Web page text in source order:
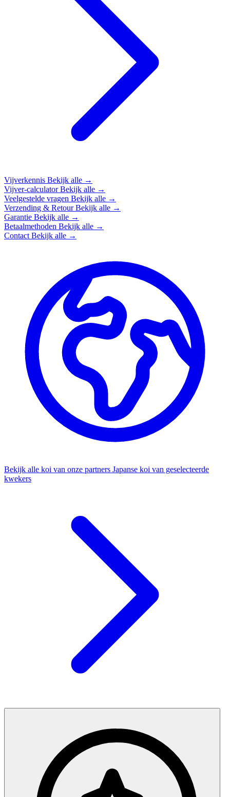
Vijverkennis Bekijk alle →
Vijver-calculatorBekijk alle →
Veelgestelde vragen Bekijk alle →
Verzending & RetourBekijk alle →
Garantie Bekijk alle →
Betaalmethoden Bekijk alle →
Contact Bekijk alle →
Bekijk alle koi van onze partners Japanse koi van geselecteerde
kwekers